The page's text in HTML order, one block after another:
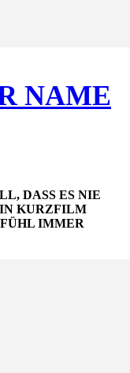
NAME
DASS ES NIE
KURZFILM
IMMER